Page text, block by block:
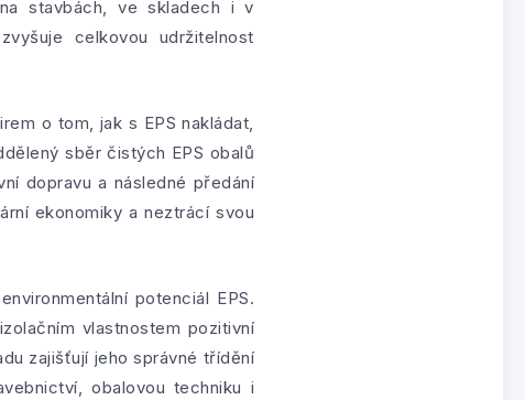
stavbách, ve skladech i v
celkovou udržitelnost
o tom, jak s EPS nakládat,
sběr čistých EPS obalů
dopravu a následné předání
ekonomiky a neztrácí svou
potenciál EPS.
vlastnostem pozitivní
zajišťují jeho správné třídění
obalovou techniku i